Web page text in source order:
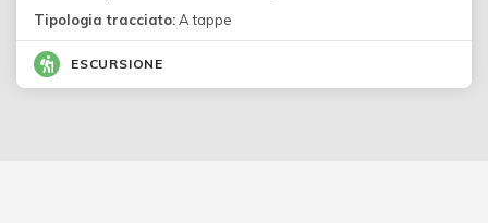
Tipologia tracciato:A tappe
ESCURSIONE